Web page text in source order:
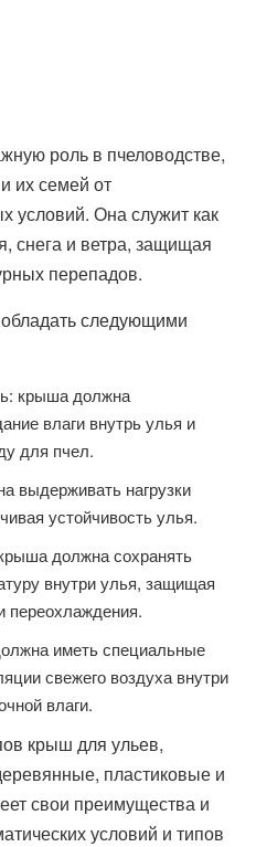
роль в пчеловодстве,
их семей от
условий. Она служит как
снега и ветра, защищая
перепадов.
следующими
крыша должна
влаги внутрь улья и
для пчел.
выдерживать нагрузки
устойчивость улья.
должна сохранять
внутри улья, защищая
переохлаждения.
иметь специальные
свежего воздуха внутри
влаги.
крыш для ульев,
пластиковые и
свои преимущества и
условий и типов